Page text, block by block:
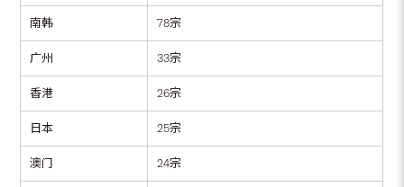
南韩 78宗
广州 33宗
香港 26宗
日本 25宗
澳门 24宗